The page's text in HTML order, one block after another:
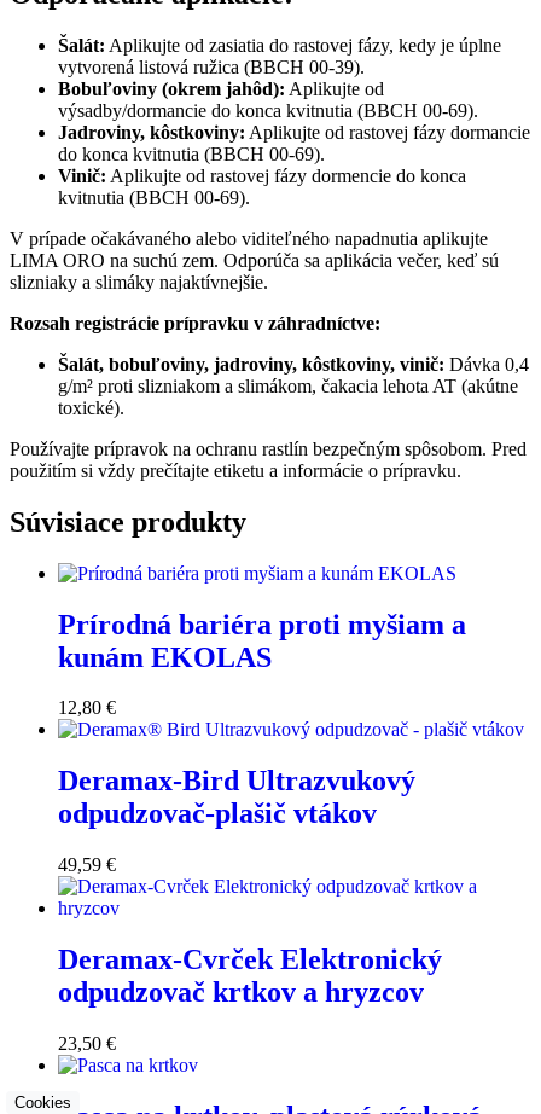
Šalát: Aplikujte od zasiatia do rastovej fázy, kedy je úplne
vytvorená listová ružica (BBCH 00-39).
Bobuľoviny (okrem jahôd): Aplikujte od
výsadby/dormancie do konca kvitnutia (BBCH 00-69).
Jadroviny, kôstkoviny: Aplikujte od rastovej fázy dormancie
do konca kvitnutia (BBCH 00-69).
Vinič: Aplikujte od rastovej fázy dormencie do konca
kvitnutia (BBCH 00-69).
V prípade očakávaného alebo viditeľného napadnutia aplikujte
LIMA ORO na suchú zem. Odporúča sa aplikácia večer, keď sú
slizniaky a slimáky najaktívnejšie.
Rozsah registrácie prípravku v záhradníctve:
Šalát, bobuľoviny, jadroviny, kôstkoviny, vinič: Dávka 0,4
g/m² proti slizniakom a slimákom, čakacia lehota AT (akútne
toxické).
Používajte prípravok na ochranu rastlín bezpečným spôsobom. Pred
použitím si vždy prečítajte etiketu a informácie o prípravku.
Súvisiace produkty
Prírodná bariéra proti myšiam a
kunám EKOLAS
12,80 €
Deramax-Bird Ultrazvukový
odpudzovač-plašič vtákov
49,59 €
Deramax-Cvrček Elektronický
odpudzovač krtkov a hryzcov
23,50 €
Cookies